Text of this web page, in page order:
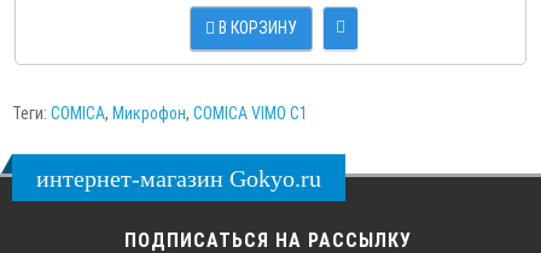
В КОРЗИНУ
Теги: COMICA, Микрофон, COMICA VIMO C1
интернет-магазин Gokyo.ru
ПОДПИСАТЬСЯ НА РАССЫЛКУ